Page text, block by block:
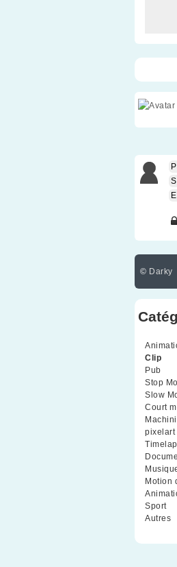
© Darky
Clip
Pub
Stop
Slow
Court
pixelart
Motion
Sport(2)
Autres